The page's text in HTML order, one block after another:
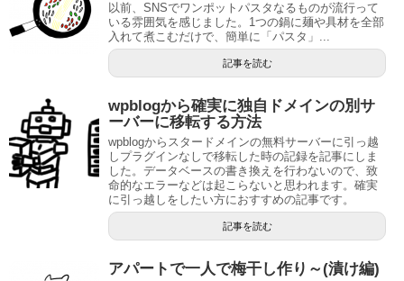
以前、SNSでワンポットパスタなるものが流行って
いる雰囲気を感じました。1つの鍋に麺や具材を全部
入れて煮こむだけで、簡単に「パスタ」...
記事を読む
wpblogから確実に独自ドメインの別サ
ーバーに移転する方法
wpblogからスタードメインの無料サーバーに引っ越
しプラグインなしで移転した時の記録を記事にしま
した。データベースの書き換えを行わないので、致
命的なエラーなどは起こらないと思われます。確実
に引っ越しをしたい方におすすめの記事です。
記事を読む
アパートで一人で梅干し作り～(漬け編)